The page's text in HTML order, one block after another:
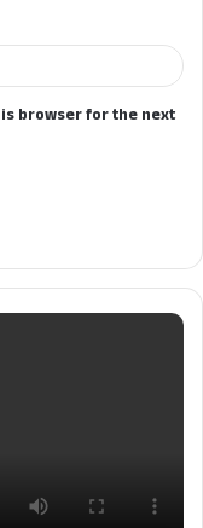
browser for the next